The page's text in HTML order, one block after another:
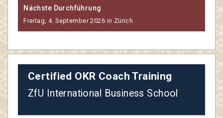
Nächste Durchführung
Freitag, 4. September 2026 in Zürich
Certified OKR Coach Training
ZfU International Business School